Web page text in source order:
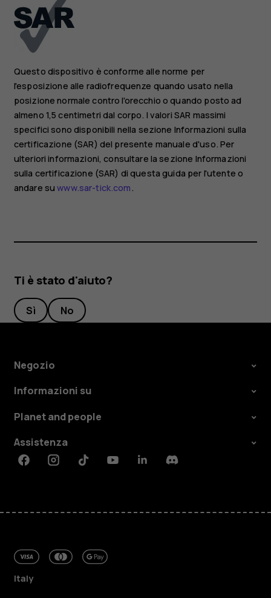
Questo dispositivo è conforme alle norme per
l'esposizione alle radiofrequenze quando usato nella
posizione normale contro l'orecchio o quando posto ad
almeno 1,5 centimetri dal corpo. I valori SAR massimi
specifici sono disponibili nella sezione Informazioni sulla
certificazione (SAR) del presente manuale d'uso. Per
ulteriori informazioni, consultare la sezione Informazioni
sulla certificazione (SAR) di questa guida per l'utente o
andare suwww.sar-tick.com.
Ti è stato d'aiuto?
Sì No
Negozio
Informazioni su
Planet and people
Assistenza
FacebookInstagramTiktokYoutubeLinkedinDiscord
Italy